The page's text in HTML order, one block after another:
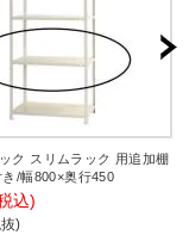
ク スリムラック 用追加棚
/幅800×奥行450
込)
)